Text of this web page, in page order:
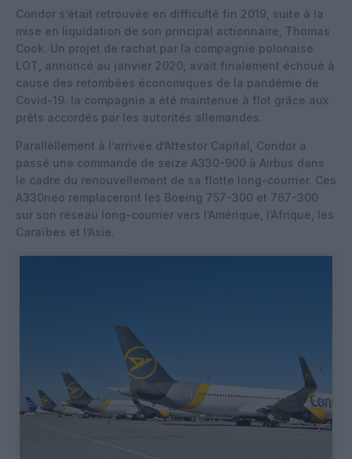
Condor s’était retrouvée en difficulté fin 2019, suite à la
mise en liquidation de son principal actionnaire, Thomas
Cook. Un projet de rachat par la compagnie polonaise
LOT, annoncé au janvier 2020, avait finalement échoué à
cause des retombées économiques de la pandémie de
Covid-19. la compagnie a été maintenue à flot grâce aux
prêts accordés par les autorités allemandes.
Parallèllement à l’arrivée d’Attestor Capital, Condor a
passé une commande de seize A330-900 à Airbus dans
le cadre du renouvellement de sa flotte long-courrier. Ces
A330neo remplaceront les Boeing 757-300 et 767-300
sur son réseau long-courrier vers l’Amérique, l’Afrique, les
Caraïbes et l’Asie.